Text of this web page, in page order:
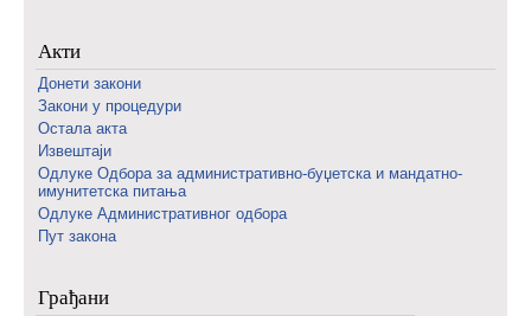
Акти
Донети закони
Закони у процедури
Остала акта
Извештаји
Одлуке Одбора за административно-буџетска и мандатно-
имунитетска питања
Одлуке Административног одбора
Пут закона
Грађани